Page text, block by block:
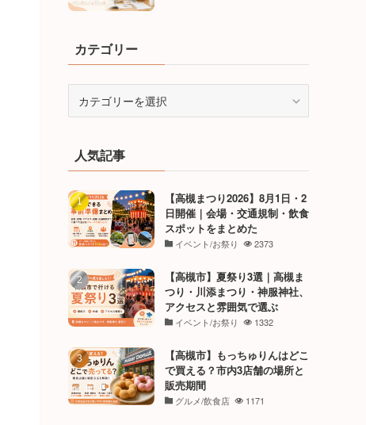
カテゴリー
ー人気記事
【高槻まつり2026】8月1日・2
日開催｜会場・交通規制・飲食
スポットをまとめた
イベント/お祭り 2373
【高槻市】夏祭り3選｜高槻ま
つり・川添まつり・神服神社、
アクセスと雰囲気で選ぶ
イベント/お祭り 1332
【高槻市】もっちゅりんはどこ
で買える？市内3店舗の場所と
販売期間
グルメ/飲食店 1171